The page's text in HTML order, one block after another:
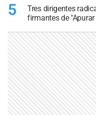
5
Tres dirigentes
firmantes de "Apurar